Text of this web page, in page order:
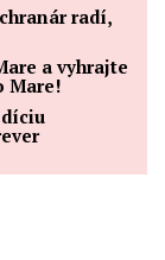
radí,
a vyhrajte
Mare!